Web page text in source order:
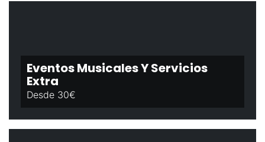
Eventos Musicales Y Servicios
Extra
Desde 30€